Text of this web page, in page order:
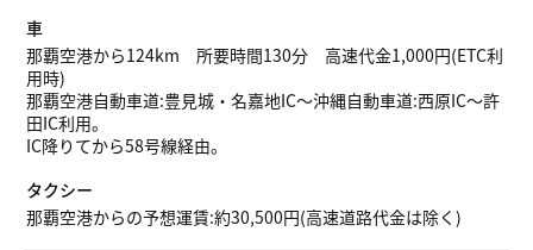
車
那覇空港から124km 所要時間130分 高速代金1,000円(ETC利
用時)
那覇空港自動車道:豊見城・名嘉地IC～沖縄自動車道:西原IC～許
田IC利用。
IC降りてから58号線経由。
タクシー
那覇空港からの予想運賃:約30,500円(高速道路代金は除く)